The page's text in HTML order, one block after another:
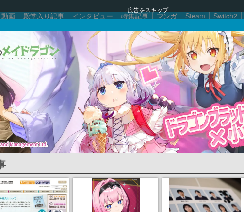
広告をスキップ
動画 殿堂入り記事 インタビュー 特集記事 マンガ Steam Switch2